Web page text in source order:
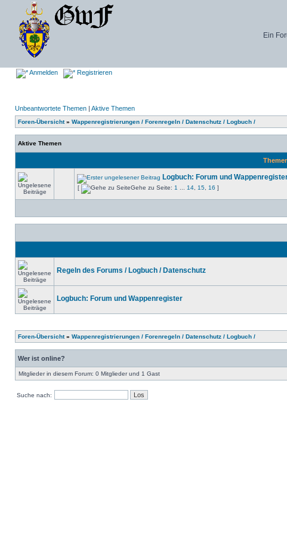
Ein
Anmelden Registrieren
Unbeantwortete Themen | Aktive Themen
Foren-Übersicht» Wappenregistrierungen / Forenregeln / Datenschutz / Logbuch /
Aktive Themen
Logbuch: Forum und
[ Gehe zu Seite: 1 14 15 16 ]
Regeln des Forums / Logbuch / Datenschutz
Logbuch: Forum und Wappenregister
Foren-Übersicht» Wappenregistrierungen / Forenregeln / Datenschutz / Logbuch /
Wer ist online?
Mitglieder in diesem Forum: 0 Mitglieder und 1 Gast
Suche nach: